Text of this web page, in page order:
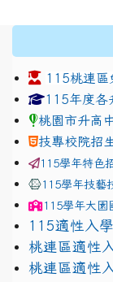
115桃連區
link to115年度各
桃園市升高
技專校院招
115學年特色
115學年技藝
115學年大園
115適性入
link to
桃連區適性
link to
桃連區適性